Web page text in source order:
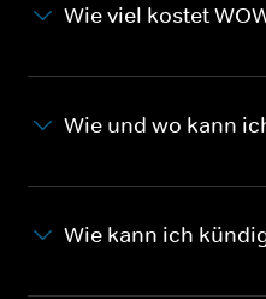
Wie viel kostet
Wie und wo kann
Wie kann ich